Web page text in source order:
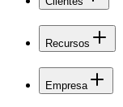
Recursos
Empresa